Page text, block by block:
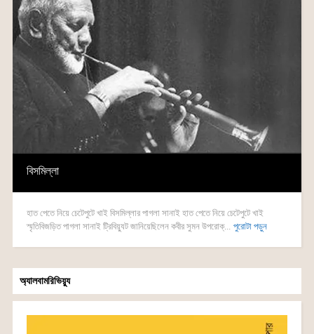
বিসমিল্লা
হাত পেতে নিয়ে চেটেপুটে খাই বিসমিল্লার পাগলা সানাই হাত পেতে নিয়ে চেটেপুটে খাই
স্মৃতিবিজড়িত পাগলা সানাই ট্রিবিয়্যুট জানিয়েছিলেন কবীর সুমন উপরোক্...
পুরোটা পড়ুন
অ্যালবামরিভিয়্যু